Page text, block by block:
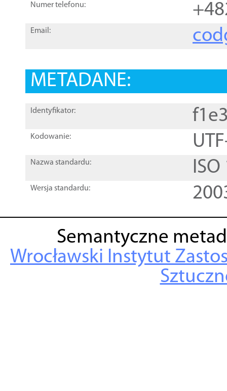
Numer telefonu:
Email:
METADANE:
Identyfikator:
Kodowanie:
Nazwa standardu:
Wersja standardu:
Semantyczne
Wrocławski Instytut